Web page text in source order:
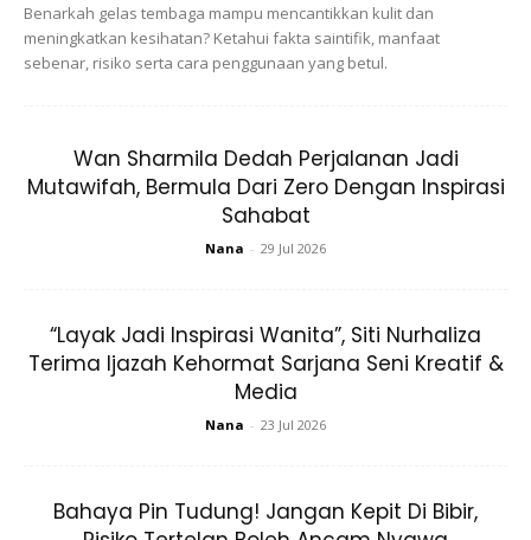
4. Wajah Terasa Ketat & Panas
Ketika wajah anda terasa ketat dan panas selepas
menggunakan produk tersebut, itu merupakan reaksi
terus pemakaian produk tersebut ya!
Benarkah gelas tembaga mampu mencantikkan kulit dan
meningkatkan kesihatan? Ketahui fakta saintifik, manfaat
sebenar, risiko serta cara penggunaan yang betul.
Wan Sharmila Dedah Perjalanan Jadi
Mutawifah, Bermula Dari Zero Dengan Inspirasi
Sahabat
Nana - 29 Jul 2026
“Layak Jadi Inspirasi Wanita”, Siti Nurhaliza
Terima Ijazah Kehormat Sarjana Seni Kreatif &
Media
Nana - 23 Jul 2026
Bahaya Pin Tudung! Jangan Kepit Di Bibir,